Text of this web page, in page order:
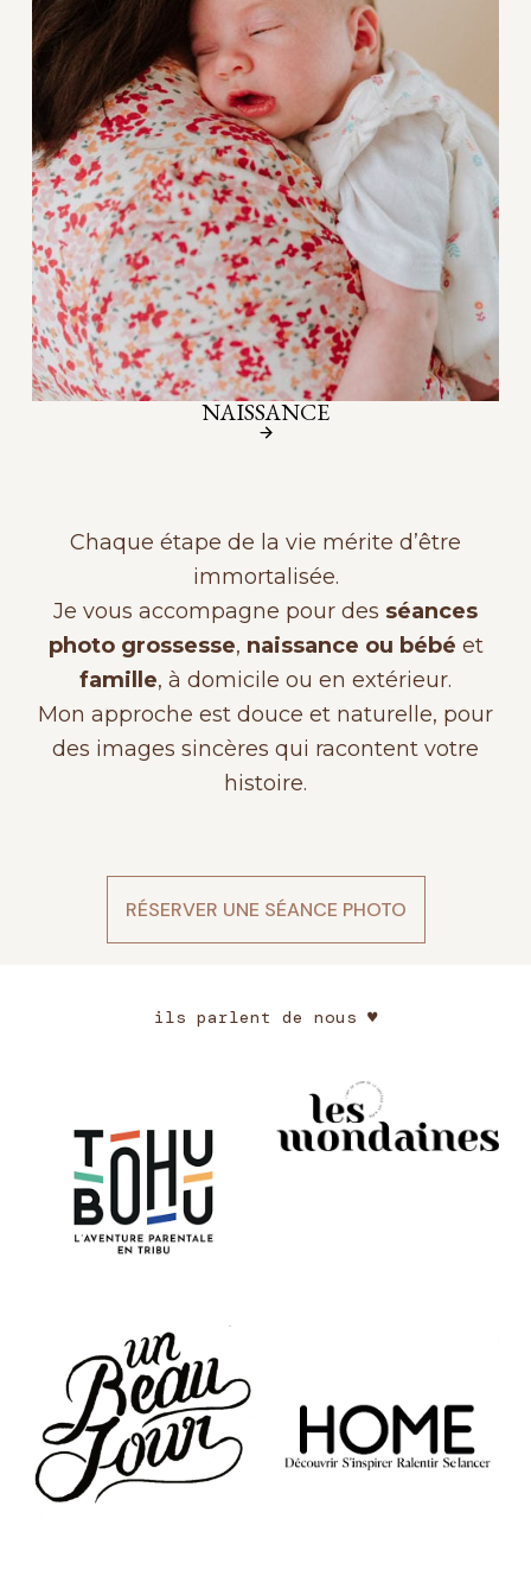
NAISSANCE
Chaque étape de la vie mérite d’être
immortalisée.
Je vous accompagne pour des séances
photo grossesse, naissance ou bébé et
famille, à domicile ou en extérieur.
Mon approche est douce et naturelle, pour
des images sincères qui racontent votre
histoire.
RÉSERVER UNE SÉANCE PHOTO
ils parlent de nous ♥